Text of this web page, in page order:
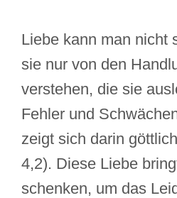
Liebe kann man nicht
sie nur von den
verstehen, die sie
Fehler und
zeigt sich darin
4,2). Diese Liebe
schenken, um das